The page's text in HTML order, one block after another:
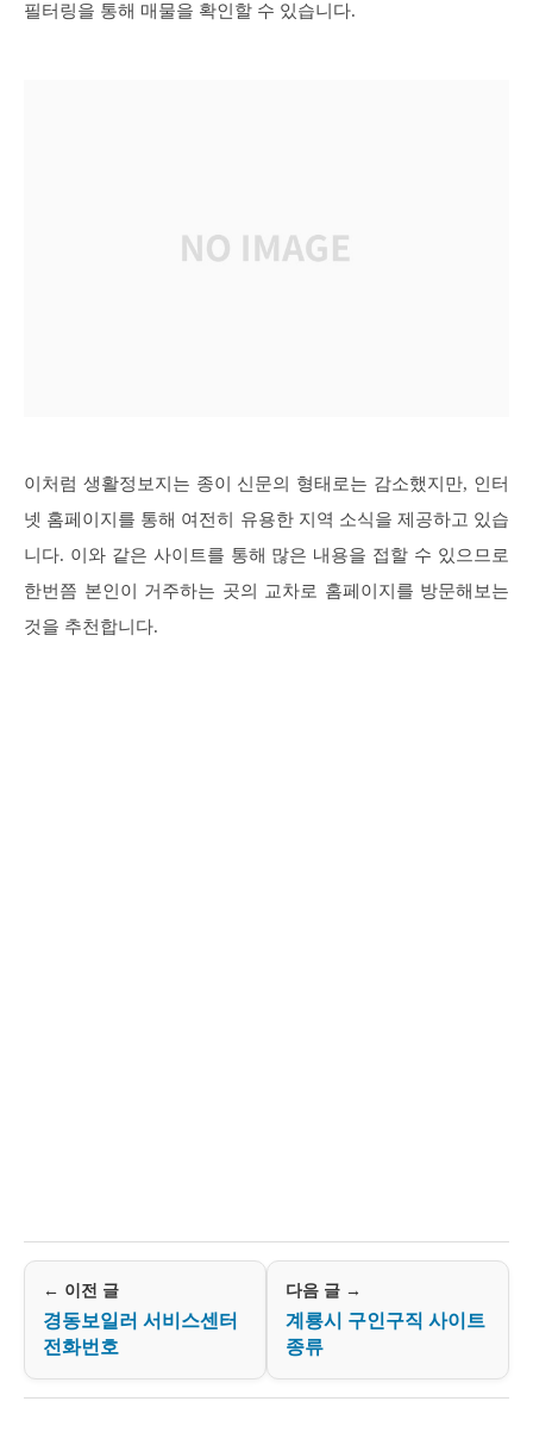
필터링을 통해 매물을 확인할 수 있습니다.
이처럼 생활정보지는 종이 신문의 형태로는 감소했지만, 인터
넷 홈페이지를 통해 여전히 유용한 지역 소식을 제공하고 있습
니다. 이와 같은 사이트를 통해 많은 내용을 접할 수 있으므로
한번쯤 본인이 거주하는 곳의 교차로 홈페이지를 방문해보는
것을 추천합니다.
← 이전 글
경동보일러 서비스센터
전화번호
다음 글 →
계룡시 구인구직 사이트
종류